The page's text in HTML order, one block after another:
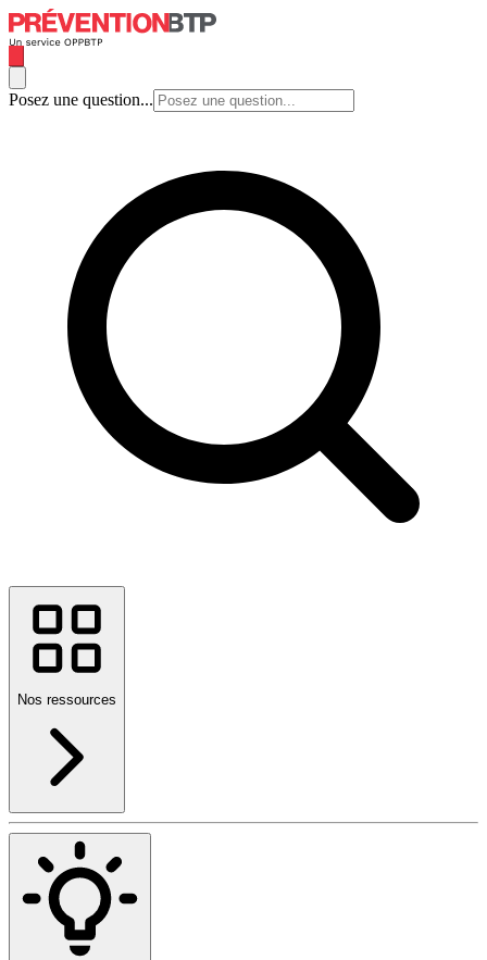
Posez une question...
Nos ressources